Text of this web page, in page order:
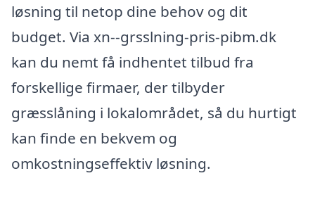
løsning til netop dine behov og dit
budget. Via xn--grsslning-pris-pibm.dk
kan du nemt få indhentet tilbud fra
forskellige firmaer, der tilbyder
græsslåning i lokalområdet, så du hurtigt
kan finde en bekvem og
omkostningseffektiv løsning.